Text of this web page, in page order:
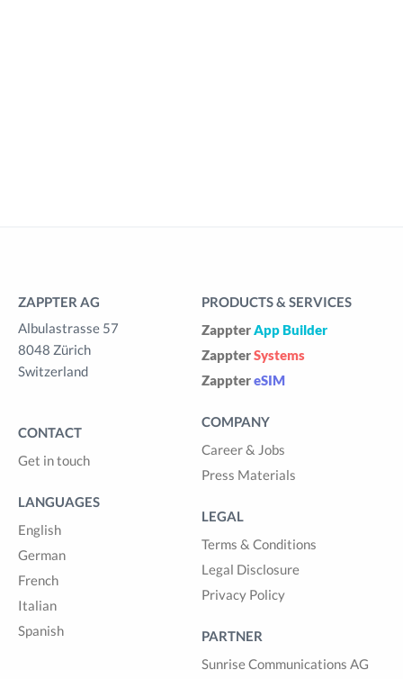
ZAPPTER AG
Albulastrasse 57
8048 Zürich
Switzerland
CONTACT
Get in touch
LANGUAGES
English
German
French
Italian
Spanish
PRODUCTS & SERVICES
ZappterApp Builder
ZappterSystems
ZapptereSIM
COMPANY
Career & Jobs
Press Materials
LEGAL
Terms & Conditions
Legal Disclosure
Privacy Policy
PARTNER
Sunrise Communications AG